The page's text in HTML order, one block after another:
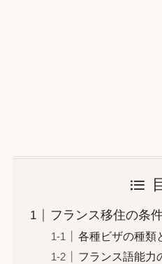
フランス移住の条
各種ビザの種類
フランス語能力